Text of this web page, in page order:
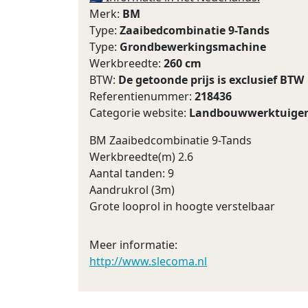
Merk: BM
Type: Zaaibedcombinatie 9-Tands
Type: Grondbewerkingsmachine
Werkbreedte: 260 cm
BTW: De getoonde prijs is exclusief BTW
Referentienummer: 218436
Categorie website:
BM Zaaibedcombinatie 9-Tands
Werkbreedte(m) 2.6
Aantal tanden: 9
Aandrukrol (3m)
Grote looprol in hoogte verstelbaar
Meer informatie:
http://www.slecoma.nl